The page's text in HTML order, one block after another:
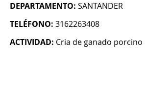
DEPARTAMENTO: SANTANDER
TELÉFONO: 3162263408
ACTIVIDAD: Cria de ganado porcino